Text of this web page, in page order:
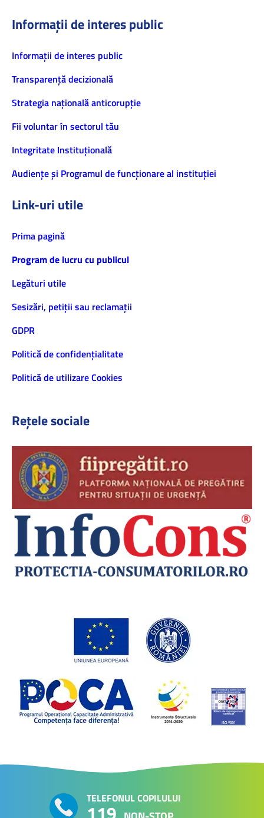
Informații de interes public
Informaţii de interes public
Transparență decizională
Strategia națională anticorupție
Fii voluntar în sectorul tău
Integritate Instituțională
Audiențe și Programul de funcționare al instituției
Link-uri utile
Prima pagină
Program de lucru cu publicul
Legături utile
Sesizări, petiţii sau reclamații
GDPR
Politică de confidenţialitate
Politică de utilizare Cookies
Rețele sociale
TELEFONUL COPILULUI